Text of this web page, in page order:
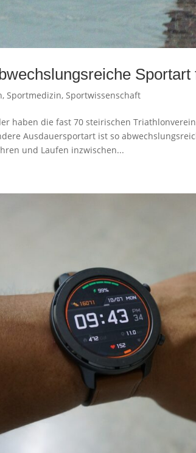
Sportart
, Sportmedizin, Sportwissenschaft
haben die fast 70 steirischen
Ausdauersportart ist so
und Laufen inzwischen...